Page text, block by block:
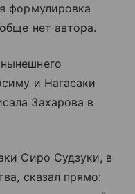
формулировка
нет автора.
и Нагасаки
Захарова в
Сиро Судзуки, в
сказал прямо: